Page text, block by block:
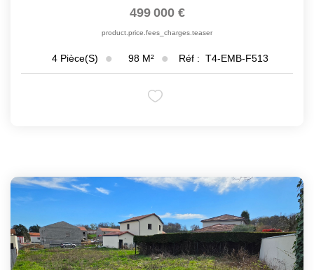
499 000 €
product.price.fees_charges.teaser
4 Pièce(s) 98 M² Réf : T4-EMB-F513